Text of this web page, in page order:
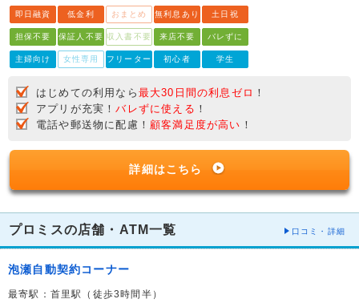
即日融資 低金利 おまとめ 無利息あり 土日祝
担保不要 保証人不要 収入書不要 来店不要 バレずに
主婦向け 女性専用 フリーター 初心者 学生
はじめての利用なら 最大30日間の利息ゼロ ！
アプリが充実！バレずに使える ！
電話や郵送物に配慮！ 顧客満足度が高い ！
詳細はこちら
プロミスの店舗・ATM一覧 口コミ・詳細
泡瀬自動契約コーナー
最寄駅：首里駅（徒歩3時間半）